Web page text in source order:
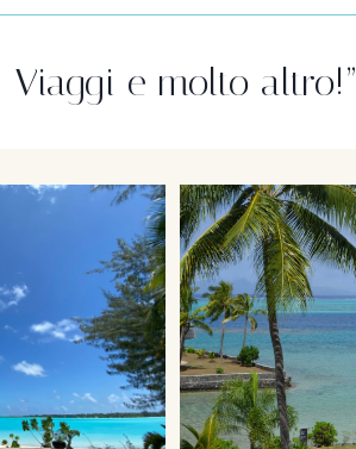
Viaggi e molto altro!”